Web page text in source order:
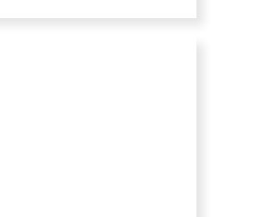
et mise en service
complexe.
du bâtiment
pour les applications